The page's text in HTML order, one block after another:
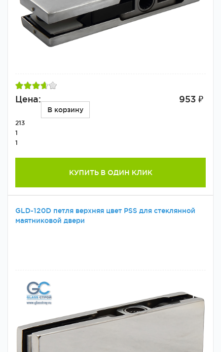
Цена: 953 ₽
В корзину
213
1
1
КУПИТЬ В ОДИН КЛИК
GLD-120D петля верхняя цвет PSS для стеклянной
маятниковой двери